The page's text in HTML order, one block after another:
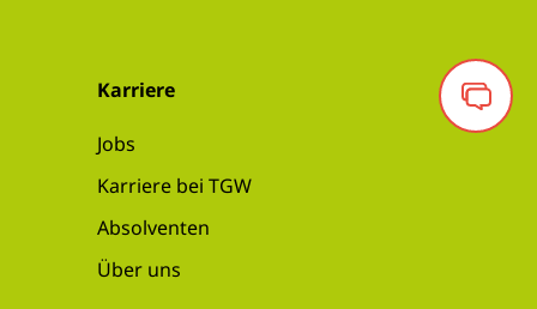
Karriere
Jobs
Karriere bei TGW
Absolventen
Über uns